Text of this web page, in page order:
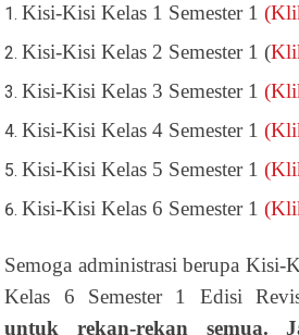
Kisi-Kisi Kelas 1 Semester 1
Kisi-Kisi Kelas 2 Semester 1 (
Kisi-Kisi Kelas 3 Semester 1
Kisi-Kisi Kelas 4 Semester 1
Kisi-Kisi Kelas 5 Semester 1
Kisi-Kisi Kelas 6 Semester 1
Semoga administrasi berupa
Kelas 6 Semester 1 Edisi
untuk rekan-rekan semua.